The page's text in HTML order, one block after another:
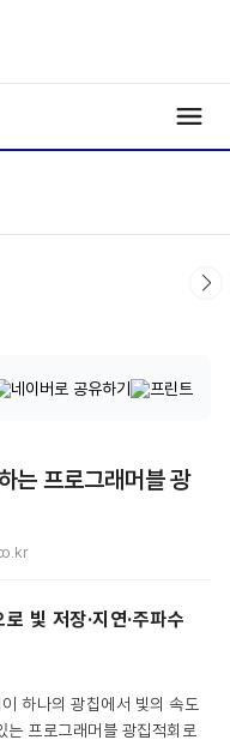
는 프로그래머블 광
빛 저장·지연·주파수
하나의 광칩에서 빛의 속도
는 프로그래머블 광집적회로